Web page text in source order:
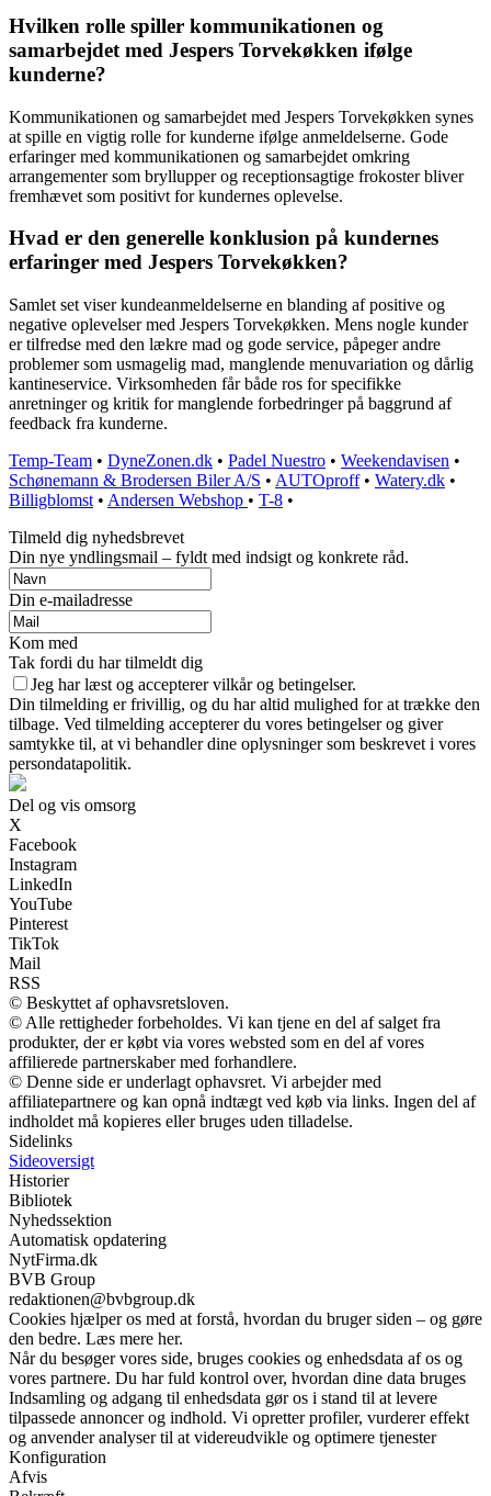
Hvilken rolle spiller kommunikationen og
samarbejdet med Jespers Torvekøkken ifølge
kunderne?
Kommunikationen og samarbejdet med Jespers Torvekøkken synes
at spille en vigtig rolle for kunderne ifølge anmeldelserne. Gode
erfaringer med kommunikationen og samarbejdet omkring
arrangementer som bryllupper og receptionsagtige frokoster bliver
fremhævet som positivt for kundernes oplevelse.
Hvad er den generelle konklusion på kundernes
erfaringer med Jespers Torvekøkken?
Samlet set viser kundeanmeldelserne en blanding af positive og
negative oplevelser med Jespers Torvekøkken. Mens nogle kunder
er tilfredse med den lækre mad og gode service, påpeger andre
problemer som usmagelig mad, manglende menuvariation og dårlig
kantineservice. Virksomheden får både ros for specifikke
anretninger og kritik for manglende forbedringer på baggrund af
feedback fra kunderne.
Temp-Team • DyneZonen.dk • Padel Nuestro • Weekendavisen •
Schønemann & Brodersen Biler A/S • AUTOproff• Watery.dk •
Billigblomst • Andersen Webshop • T-8 •
Tilmeld dig nyhedsbrevet
Din nye yndlingsmail – fyldt med indsigt og konkrete råd.
Din e-mailadresse
Kom med
Tak fordi du har tilmeldt dig
Jeg har læst og accepterer vilkår og betingelser.
Din tilmelding er frivillig, og du har altid mulighed for at trække den
tilbage. Ved tilmelding accepterer du vores betingelser og giver
samtykke til, at vi behandler dine oplysninger som beskrevet i vores
persondatapolitik.
Del og vis omsorg
X
Facebook
Instagram
LinkedIn
YouTube
Pinterest
TikTok
Mail
RSS
© Beskyttet af ophavsretsloven.
© Alle rettigheder forbeholdes. Vi kan tjene en del af salget fra
produkter, der er købt via vores websted som en del af vores
affilierede partnerskaber med forhandlere.
© Denne side er underlagt ophavsret. Vi arbejder med
affiliatepartnere og kan opnå indtægt ved køb via links. Ingen del af
indholdet må kopieres eller bruges uden tilladelse.
Sidelinks
Sideoversigt
Historier
Bibliotek
Nyhedssektion
Automatisk opdatering
NytFirma.dk
BVB Group
redaktionen@bvbgroup.dk
Cookies hjælper os med at forstå, hvordan du bruger siden – og gøre
den bedre. Læs mere her.
Når du besøger vores side, bruges cookies og enhedsdata af os og
vores partnere. Du har fuld kontrol over, hvordan dine data bruges
Indsamling og adgang til enhedsdata gør os i stand til at levere
tilpassede annoncer og indhold. Vi opretter profiler, vurderer effekt
og anvender analyser til at videreudvikle og optimere tjenester
Konfiguration
Afvis